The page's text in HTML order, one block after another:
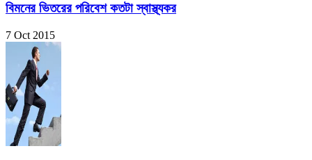
বিমনের ভিতরের পরিবেশ কতটা স্বাস্থ্যকর
7 Oct 2015